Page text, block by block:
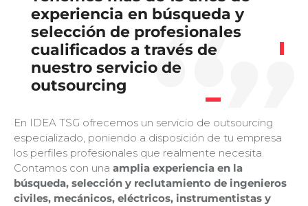
experiencia en búsqueda y
selección de profesionales
cualificados a través de
nuestro servicio de
outsourcing
En IDEA TSG ofrecemos un servicio de outsourcing
especializado, poniendo a disposición de tu empresa
los perfiles profesionales que realmente necesita.
Contamos con una amplia experiencia en la
búsqueda, selección y reclutamiento de ingenieros
civiles, mecánicos, eléctricos, instrumentistas y